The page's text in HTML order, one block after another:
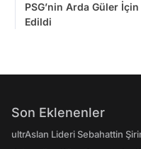
PSG’nin Arda Güler
Edildi
Son Eklenenler
ultrAslan Lideri Sebahattin